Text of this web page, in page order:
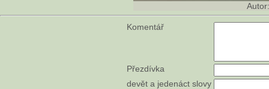
Komentář
Přezdívka
devět a jedenáct slovy